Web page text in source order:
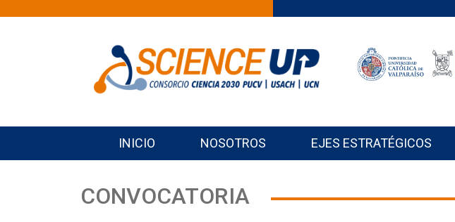
INICIO NOSOTROS EJES ESTRATÉGICOS
CONVOCATORIA